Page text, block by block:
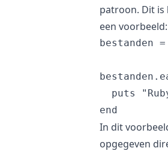
patroon. Dit is
een voorbeeld:
bestanden
puts
In dit
opgegeven